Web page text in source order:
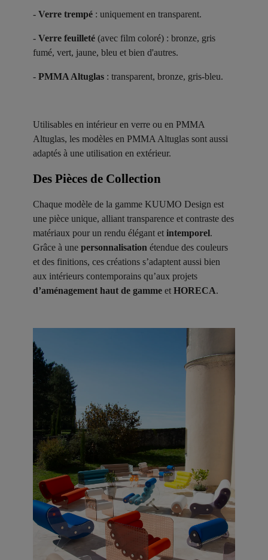
- Verre trempé : uniquement en transparent.
- Verre feuilleté (avec film coloré) : bronze, gris
fumé, vert, jaune, bleu et bien d'autres.
- PMMA Altuglas : transparent, bronze, gris-bleu.
Utilisables en intérieur en verre ou en PMMA
Altuglas, les modèles en PMMA Altuglas sont aussi
adaptés à une utilisation en extérieur.
Des Pièces de Collection ​
Chaque modèle de la gamme KUUMO Design est
une pièce unique, alliant transparence et contraste des
matériaux pour un rendu élégant et intemporel.
Grâce à une personnalisation étendue des couleurs
et des finitions, ces créations s’adaptent aussi bien
aux intérieurs contemporains qu’aux projets
d’aménagement haut de gamme et HORECA.